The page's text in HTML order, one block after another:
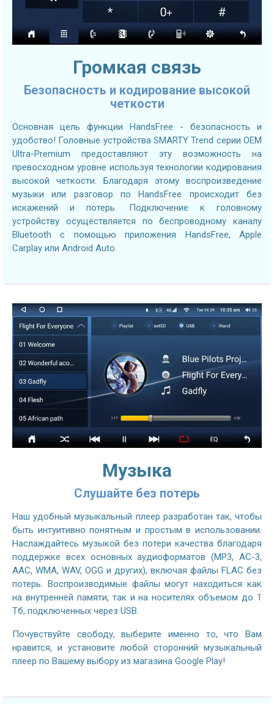
Громкая связь
Безопасность и кодирование высокой
четкости
Основная цель функции HandsFree - безопасность и
удобство! Головные устройства SMARTY Trend серии OEM
Ultra-Premium предоставляют эту возможность на
превосходном уровне используя технологии кодирования
высокой четкости. Благодаря этому воспроизведение
музыки или разговор по HandsFree происходит без
искажений и потерь. Подключение к головному
устройству осуществляется по беспроводному каналу
Bluetooth с помощью приложения HandsFree, Apple
Carplay или Android Auto.
Музыка
Слушайте без потерь
Наш удобный музыкальный плеер разработан так, чтобы
быть интуитивно понятным и простым в использовании.
Наслаждайтесь музыкой без потери качества благодаря
поддержке всех основных аудиоформатов (MP3, AC-3,
AAC, WMA, WAV, OGG и других), включая файлы FLAC без
потерь. Воспроизводимые файлы могут находиться как
на внутренней памяти, так и на носителях объемом до 1
Тб, подключенных через USB.
Почувствуйте свободу, выберите именно то, что Вам
нравится, и установите любой сторонний музыкальный
плеер по Вашему выбору из магазина Google Play!